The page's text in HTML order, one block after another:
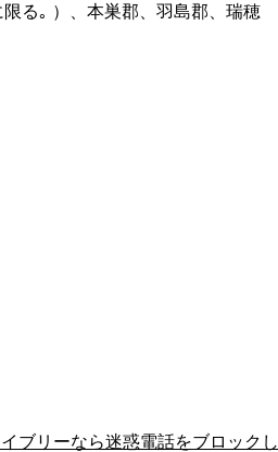
る｡ ）、本巣郡、羽島郡、瑞穂
ブリーなら迷惑電話をブロックし